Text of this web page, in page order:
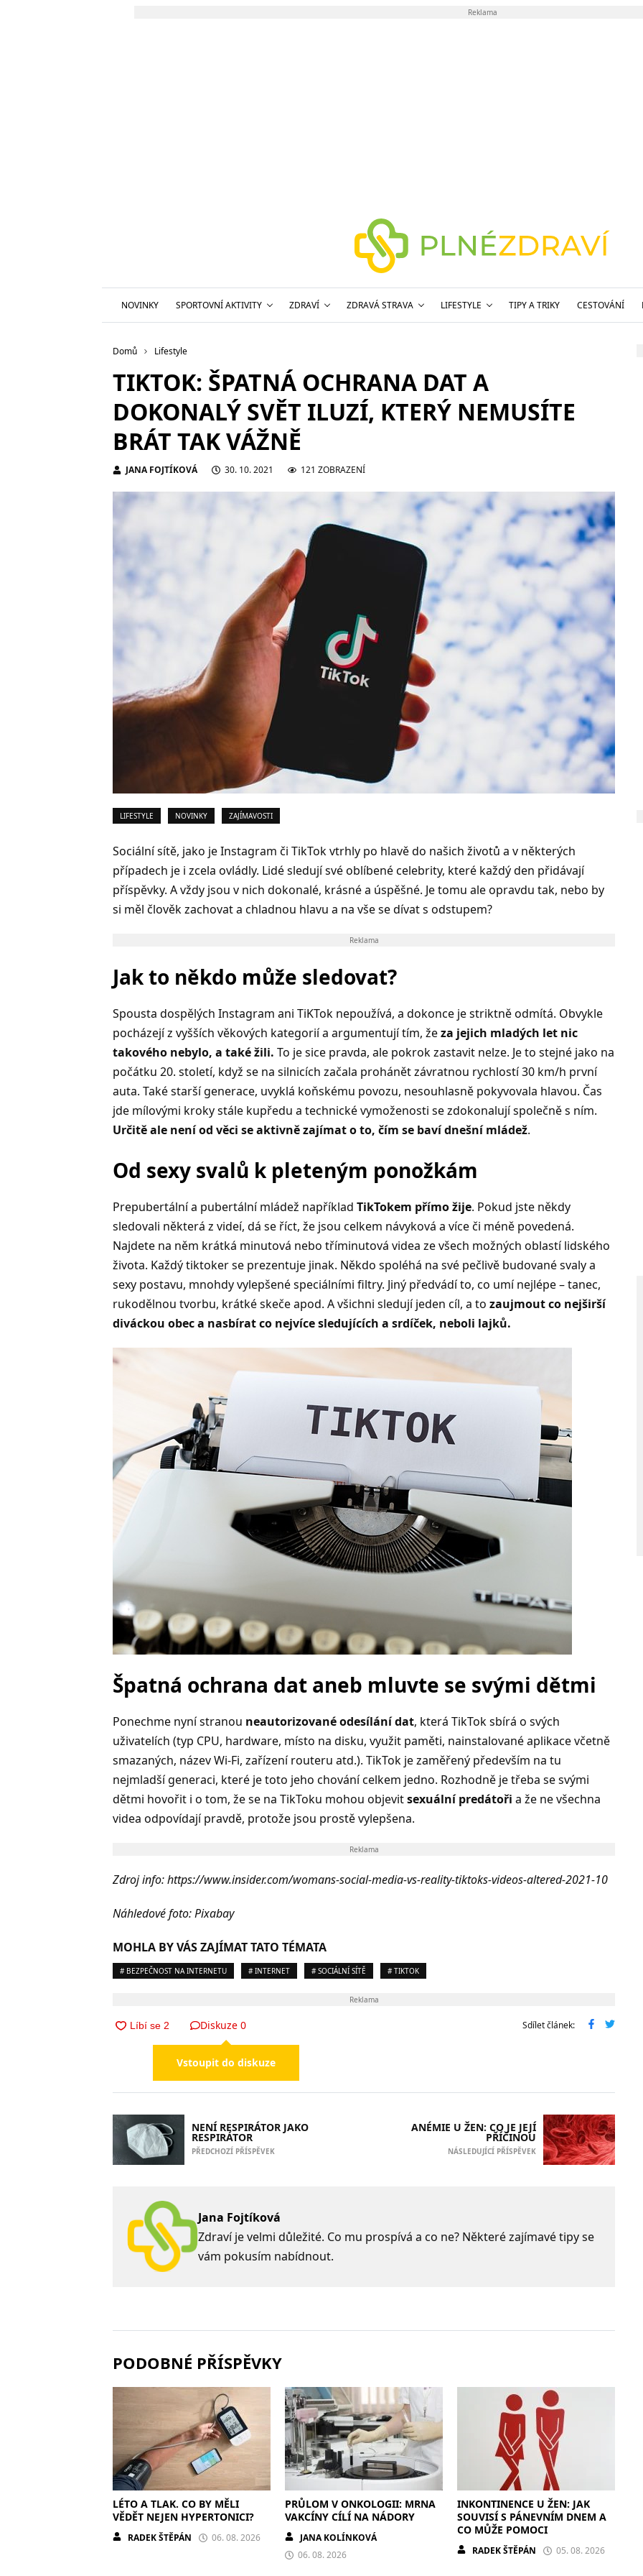
Reklama
NOVINKY SPORTOVNÍ AKTIVITY ZDRAVÍ ZDRAVÁ STRAVA LIFESTYLE TIPY A TRIKY CESTOVÁNÍ
Domů Lifestyle
TIKTOK: ŠPATNÁ OCHRANA DAT A
DOKONALÝ SVĚT ILUZÍ, KTERÝ NEMUSÍTE
BRÁT TAK VÁŽNĚ
JANA FOJTÍKOVÁ 30. 10. 2021 121 ZOBRAZENÍ
LIFESTYLE NOVINKY ZAJÍMAVOSTI
Sociální sítě, jako je Instagram či TikTok vtrhly po hlavě do našich životů a v některých
případech je i zcela ovládly. Lidé sledují své oblíbené celebrity, které každý den přidávají
příspěvky. A vždy jsou v nich dokonalé, krásné a úspěšné. Je tomu ale opravdu tak, nebo by
si měl člověk zachovat a chladnou hlavu a na vše se dívat s odstupem?
Reklama
Jak to někdo může sledovat?
Spousta dospělých Instagram ani TiKTok nepoužívá, a dokonce je striktně odmítá. Obvykle
pocházejí z vyšších věkových kategorií a argumentují tím, žeza jejich mladých let nic
takového nebylo, a také žili. To je sice pravda, ale pokrok zastavit nelze. Je to stejné jako na
počátku 20. století, když se na silnicích začala prohánět závratnou rychlostí 30 km/h první
auta. Také starší generace, uvyklá koňskému povozu, nesouhlasně pokyvovala hlavou. Čas
jde mílovými kroky stále kupředu a technické vymoženosti se zdokonalují společně s ním.
Určitě ale není od věci se aktivně zajímat o to, čím se baví dnešní mládež.
Od sexy svalů k pleteným ponožkám
Prepubertální a pubertální mládež například TikTokem přímo žije. Pokud jste někdy
sledovali některá z videí, dá se říct, že jsou celkem návyková a více či méně povedená.
Najdete na něm krátká minutová nebo tříminutová videa ze všech možných oblastí lidského
života. Každý tiktoker se prezentuje jinak. Někdo spoléhá na své pečlivě budované svaly a
sexy postavu, mnohdy vylepšené speciálními filtry. Jiný předvádí to, co umí nejlépe – tanec,
rukodělnou tvorbu, krátké skeče apod. A všichni sledují jeden cíl, a to zaujmout co nejširší
diváckou obec a nasbírat co nejvíce sledujících a srdíček, neboli lajků.
Špatná ochrana dat aneb mluvte se svými dětmi
Ponechme nyní stranou neautorizované odesílání dat, která TikTok sbírá o svých
uživatelích (typ CPU, hardware, místo na disku, využit paměti, nainstalované aplikace včetně
smazaných, název Wi-Fi, zařízení routeru atd.). TikTok je zaměřený především na tu
nejmladší generaci, které je toto jeho chování celkem jedno. Rozhodně je třeba se svými
dětmi hovořit i o tom, že se na TikToku mohou objevitsexuální predátoři a že ne všechna
videa odpovídají pravdě, protože jsou prostě vylepšena.
Reklama
Zdroj info: https://www.insider.com/womans-social-media-vs-reality-tiktoks-videos-altered-2021-10
Náhledové foto: Pixabay
MOHLA BY VÁS ZAJÍMAT TATO TÉMATA
# BEZPEČNOST NA INTERNETU # INTERNET # SOCIÁLNÍ SÍTĚ # TIKTOK
Reklama
Diskuze 0
Vstoupit do diskuze
Sdílet článek:
NENÍ RESPIRÁTOR JAKO
RESPIRÁTOR
PŘEDCHOZÍ PŘÍSPĚVEK
ANÉMIE U ŽEN: CO JE JEJÍ
PŘÍČINOU
NÁSLEDUJÍCÍ PŘÍSPĚVEK
Jana Fojtíková
Zdraví je velmi důležité. Co mu prospívá a co ne? Některé zajímavé tipy se
vám pokusím nabídnout.
PODOBNÉ PŘÍSPĚVKY
LÉTO A TLAK. CO BY MĚLI
VĚDĚT NEJEN HYPERTONICI?
RADEK ŠTĚPÁN 06. 08. 2026
PRŮLOM V ONKOLOGII: MRNA
VAKCÍNY CÍLÍ NA NÁDORY
JANA KOLÍNKOVÁ
06. 08. 2026
INKONTINENCE U ŽEN: JAK
SOUVISÍ S PÁNEVNÍM DNEM A
CO MŮŽE POMOCI
RADEK ŠTĚPÁN 05. 08. 2026